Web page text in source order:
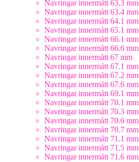
Navringar innermått 63.3 mm
Navringar innermått 63.4 mm
Navringar innermått 64.1 mm
Navringar innermått 65.1 mm
Navringar innermått 66.1 mm
Navringar innermått 66.6 mm
Navringar innermått 67 mm
Navringar innermått 67.1 mm
Navringar innermått 67.2 mm
Navringar innermått 67.6 mm
Navringar innermått 69.1 mm
Navringar innermått 70.1 mm
Navringar innermått 70.3 mm
Navringar innermått 70.6 mm
Navringar innermått 70.7 mm
Navringar innermått 71.1 mm
Navringar innermått 71.5 mm
Navringar innermått 71.6 mm